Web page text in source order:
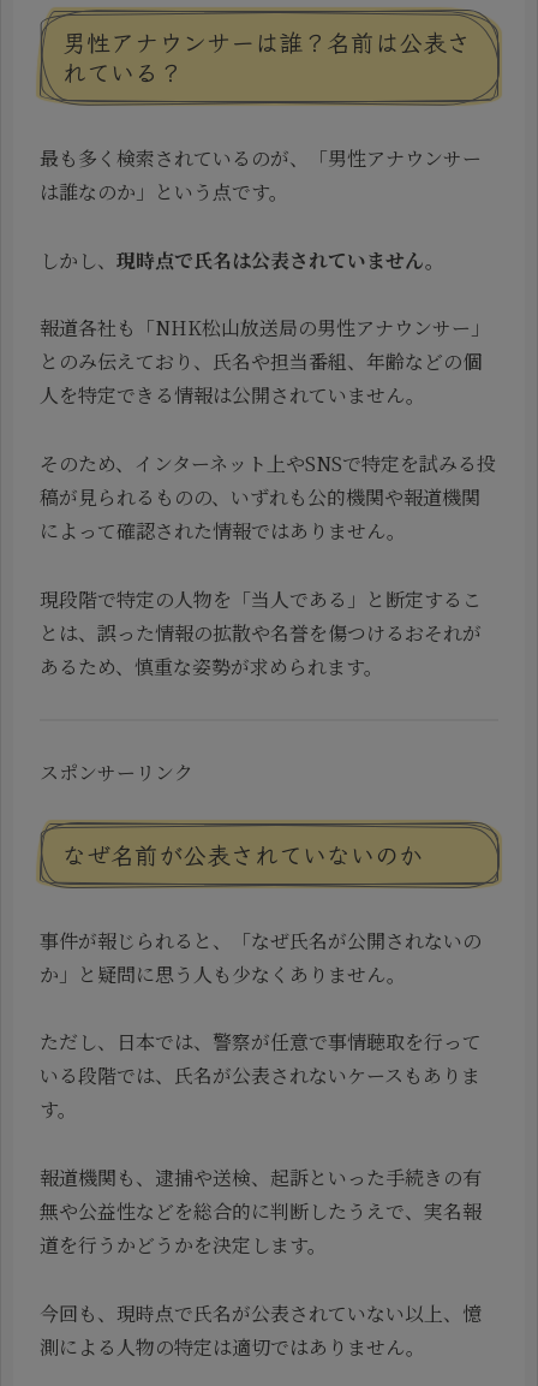
男性アナウンサーは誰？名前は公表さ
れている？
最も多く検索されているのが、「男性アナウンサー
は誰なのか」という点です。
しかし、 現時点で氏名は公表されていません。
報道各社も「NHK松山放送局の男性アナウンサー」
とのみ伝えており、氏名や担当番組、年齢などの個
人を特定できる情報は公開されていません。
そのため、インターネット上やSNSで特定を試みる投
稿が見られるものの、いずれも公的機関や報道機関
によって確認された情報ではありません。
現段階で特定の人物を「当人である」と断定するこ
とは、誤った情報の拡散や名誉を傷つけるおそれが
あるため、慎重な姿勢が求められます。
スポンサーリンク
なぜ名前が公表されていないのか
事件が報じられると、「なぜ氏名が公開されないの
か」と疑問に思う人も少なくありません。
ただし、日本では、警察が任意で事情聴取を行って
いる段階では、氏名が公表されないケースもありま
す。
報道機関も、逮捕や送検、起訴といった手続きの有
無や公益性などを総合的に判断したうえで、実名報
道を行うかどうかを決定します。
今回も、現時点で氏名が公表されていない以上、憶
測による人物の特定は適切ではありません。